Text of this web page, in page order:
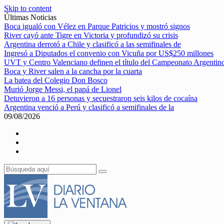
Skip to content
Últimas Noticias
Boca igualó con Vélez en Parque Patricios y mostró signos
River cayó ante Tigre en Victoria y profundizó su crisis
Argentina derrotó a Chile y clasificó a las semifinales de
Ingresó a Diputados el convenio con Vicuña por US$250 millones
UVT y Centro Valenciano definen el título del Campeonato
Boca y River salen a la cancha por la cuarta
La batea del Colegio Don Bosco
Murió Jorge Messi, el papá de Lionel
Detuvieron a 16 personas y secuestraron seis kilos de cocaína
Argentina venció a Perú y clasificó a semifinales de la
09/08/2026